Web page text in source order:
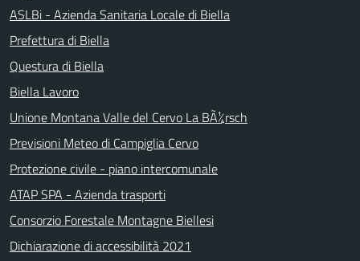
ASLBi - Azienda Sanitaria Locale di Biella
Prefettura di Biella
Questura di Biella
Biella Lavoro
Unione Montana Valle del Cervo La BÃ¼rsch
Previsioni Meteo di Campiglia Cervo
Protezione civile - piano intercomunale
ATAP SPA - Azienda trasporti
Consorzio Forestale Montagne Biellesi
Dichiarazione di accessibilità 2021